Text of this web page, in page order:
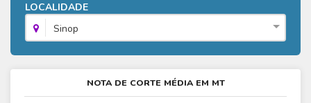
Hora do Enem – O que é
Enem – Gabarito oficial
SISU - Simulador
Prouni – Lista de espera
Prouni - Universidades participantes
Prouni – Simulador
Fies – Como fazer a inscrição
Fies e Prouni – Diferença
Fies - Simulador
ENARE
LOCALIDADE
Sinop
NOTA DE CORTE MÉDIA EM MT